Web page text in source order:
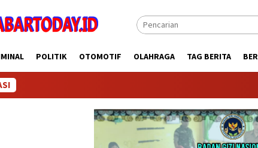
POLITIK OTOMOTIF OLAHRAGA TAG BERITA